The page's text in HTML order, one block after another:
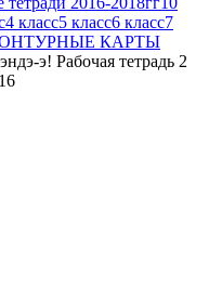
4 класс5 класс6 класс7
КАРТЫ
э! Рабочая тетрадь 2